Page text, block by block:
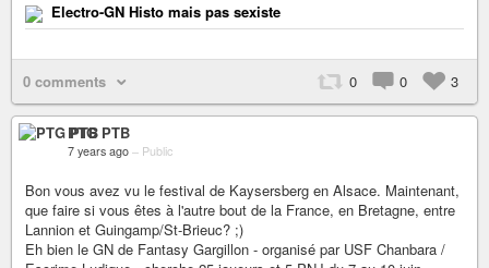
Electro-GN Histo mais pas sexiste
0 comments 0 0 3
PTG PTB
7 years ago – Public
Bon vous avez vu le festival de Kaysersberg en Alsace. Maintenant,
que faire si vous êtes à l'autre bout de la France, en Bretagne, entre
Lannion et Guingamp/St-Brieuc? ;)
Eh bien le GN de Fantasy Gargillon - organisé par USF Chanbara /